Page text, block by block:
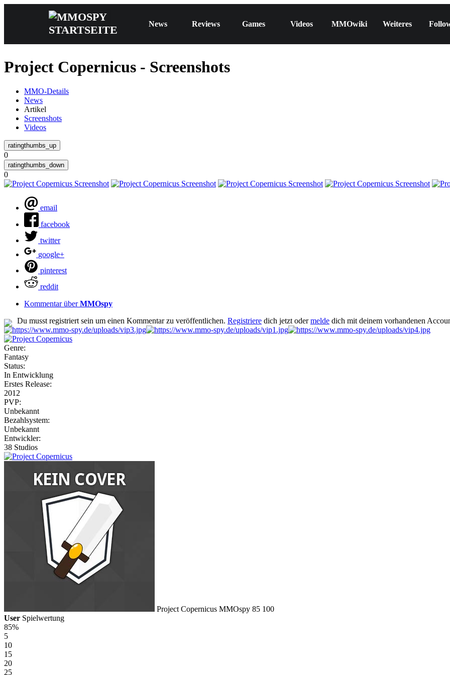
News Reviews Games Videos MMOwiki Weiteres
Project Copernicus - Screenshots
MMO-Details
News
Artikel
Screenshots
Videos
0
0
email
facebook
twitter
google+
pinterest
reddit
Kommentar überMMOspy
Du musst registriert sein um einen Kommentar zu veröffentlichen. Registriere dich jetzt odermelde dich mit deinem vorhandenen
Genre:
Fantasy
Status:
In Entwicklung
Erstes Release:
2012
PVP:
Unbekannt
Bezahlsystem:
Unbekannt
Entwickler:
38 Studios
Project Copernicus MMOspy 85 100
User Spielwertung
85%
5
10
15
20
25